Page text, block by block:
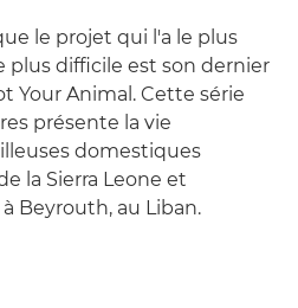
le projet qui l'a le plus
plus difficile est son dernier
Your Animal. Cette série
présente la vie
domestiques
la Sierra Leone et
Beyrouth, au Liban.